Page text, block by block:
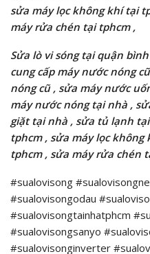
sửa máy lọc không khí tại
máy rửa chén tại tphcm ,
Sửa lò vi sóng tại quận
cung cấp máy nước nóng
nóng cũ , sửa máy nước
máy nước nóng tại nhà ,
giặt tại nhà , sửa tủ lạnh
tphcm , sửa máy lọc
tphcm , sửa máy rửa chén
#sualovisong
#sualovisongodau
#sualovisongtainhatphcm
#sualovisongsanyo
#sualovisonginverter